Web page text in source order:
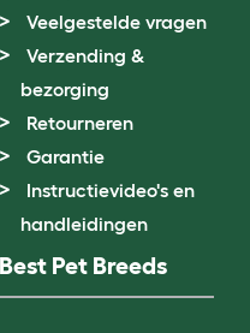
Veelgestelde vragen
Verzending &
bezorging
Retourneren
Garantie
Instructievideo's en
handleidingen
Best Pet Breeds